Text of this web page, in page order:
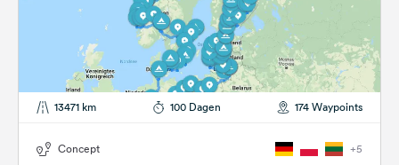
13471 km 100 Dagen 174 Waypoints
Concept +5